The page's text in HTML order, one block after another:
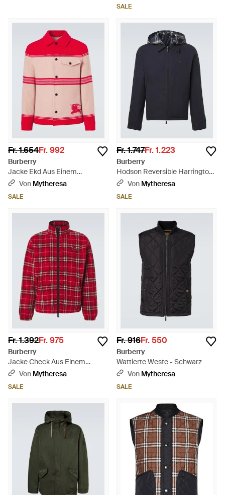
SALE
Fr. 1.654Fr. 992
Burberry
Jacke Ekd Aus Einem
Wollgemisch - Rot
Von Mytheresa
SALE
Fr. 1.747Fr. 1.223
Burberry
Hodson Reversible Harrington
Jacke - Blau
Von Mytheresa
SALE
Fr. 1.392Fr. 975
Burberry
Jacke Check Aus Einem
Wollgemisch - Rot
Von Mytheresa
SALE
Fr. 916Fr. 550
Burberry
Wattierte Weste - Schwarz
Von Mytheresa
SALE